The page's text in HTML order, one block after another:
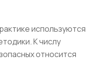
используются
К числу
относится